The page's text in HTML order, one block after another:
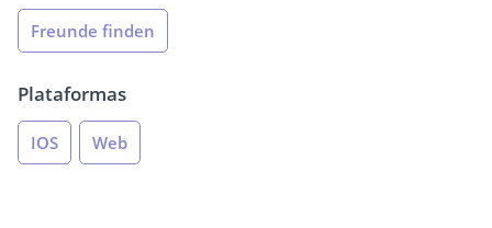
Freunde finden
Plataformas
IOS Web